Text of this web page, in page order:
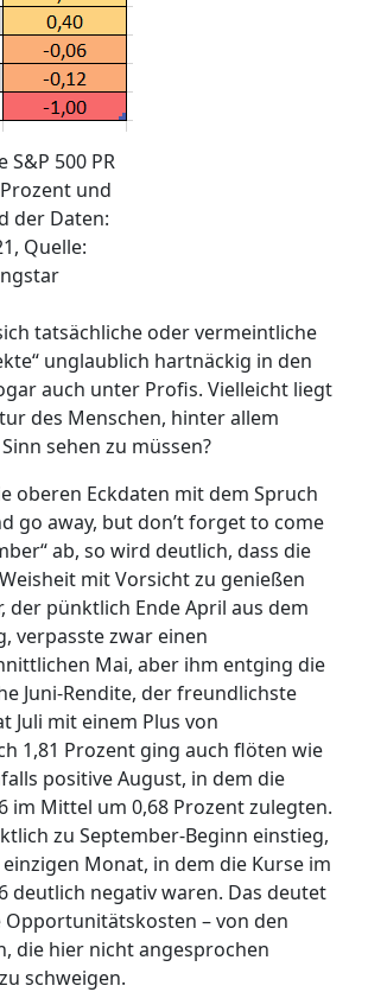
500 PR
und
der Daten:
Quelle:
tatsächliche oder vermeintliche
unglaublich hartnäckig in den
auch unter Profis. Vielleicht liegt
des Menschen, hinter allem
sehen zu müssen?
oberen Eckdaten mit dem Spruch
go away, but don’t forget to come
ab, so wird deutlich, dass die
mit Vorsicht zu genießen
der pünktlich Ende April aus dem
verpasste zwar einen
Mai, aber ihm entging die
Juni-Rendite, der freundlichste
Juli mit einem Plus von
1,81 Prozent ging auch flöten wie
positive August, in dem die
im Mittel um 0,68 Prozent zulegten.
zu September-Beginn einstieg,
Monat, in dem die Kurse im
deutlich negativ waren. Das deutet
– von den
die hier nicht angesprochen
schweigen.